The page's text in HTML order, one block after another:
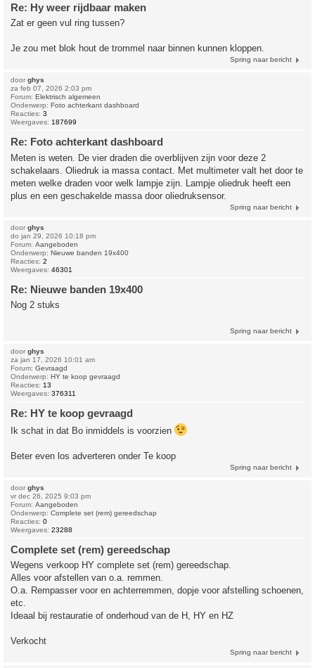
Re: Hy weer rijdbaar maken
Zat er geen vul ring tussen?
Je zou met blok hout de trommel naar binnen kunnen kloppen.
Spring naar bericht
door ghys
za feb 07, 2026 2:03 pm
Forum: Elektrisch algemeen
Onderwerp: Foto achterkant dashboard
Reacties: 3
Weergaves: 187699
Re: Foto achterkant dashboard
Meten is weten. De vier draden die overblijven zijn voor deze 2
schakelaars. Oliedruk ia massa contact. Met multimeter valt het door te
meten welke draden voor welk lampje zijn. Lampje oliedruk heeft een
plus en een geschakelde massa door oliedruksensor.
Spring naar bericht
door ghys
do jan 29, 2026 10:18 pm
Forum: Aangeboden
Onderwerp: Nieuwe banden 19x400
Reacties: 2
Weergaves: 46301
Re: Nieuwe banden 19x400
Nog 2 stuks
Spring naar bericht
door ghys
za jan 17, 2026 10:01 am
Forum: Gevraagd
Onderwerp: HY te koop gevraagd
Reacties: 13
Weergaves: 376311
Re: HY te koop gevraagd
Ik schat in dat Bo inmiddels is voorzien
Beter even los adverteren onder Te koop
Spring naar bericht
door ghys
vr dec 26, 2025 9:03 pm
Forum: Aangeboden
Onderwerp: Complete set (rem) gereedschap
Reacties: 0
Weergaves: 23288
Complete set (rem) gereedschap
Wegens verkoop HY complete set (rem) gereedschap.
Alles voor afstellen van o.a. remmen.
O.a. Rempasser voor en achterremmen, dopje voor afstelling schoenen,
etc.
Ideaal bij restauratie of onderhoud van de H, HY en HZ
Verkocht
Spring naar bericht